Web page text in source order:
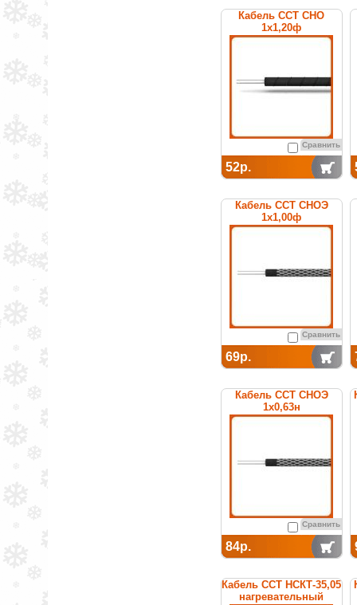
Кабель ССТ СНО
1х1,20ф
нагревательный
Сравнить
52р.
Кабель ССТ СНОЭ
1х1,00ф
нагревательный
Сравнить
69р.
Кабель ССТ СНОЭ
1х0,63н
нагревательный
Сравнить
84р.
Кабель ССТ НСКТ-35,05
нагревательный